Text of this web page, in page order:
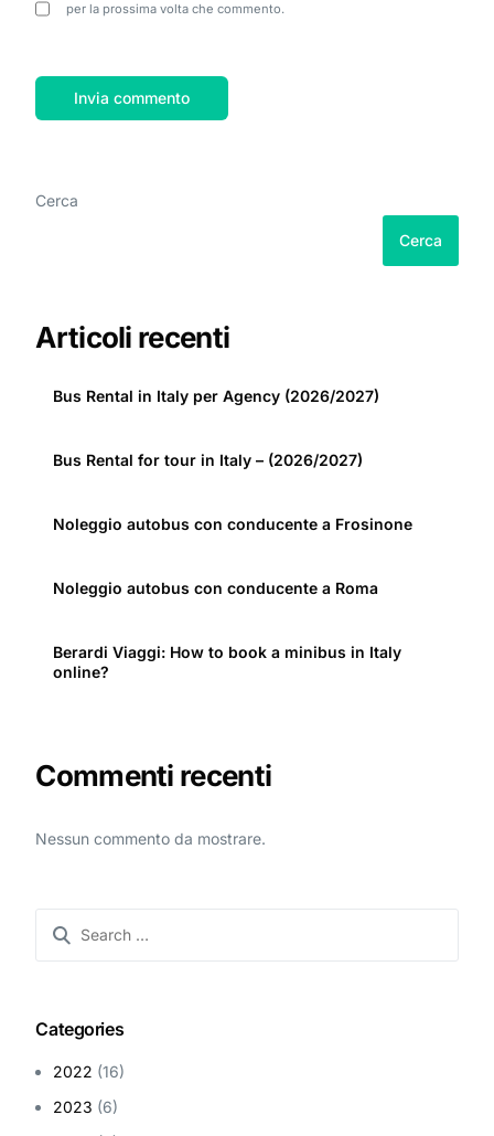
per la prossima volta che commento.
Cerca
Cerca
Articoli recenti
Bus Rental in Italy per Agency (2026/2027)
Bus Rental for tour in Italy – (2026/2027)
Noleggio autobus con conducente a Frosinone
Noleggio autobus con conducente a Roma
Berardi Viaggi: How to book a minibus in Italy
online?
Commenti recenti
Nessun commento da mostrare.
Categories
2022 (16)
2023 (6)